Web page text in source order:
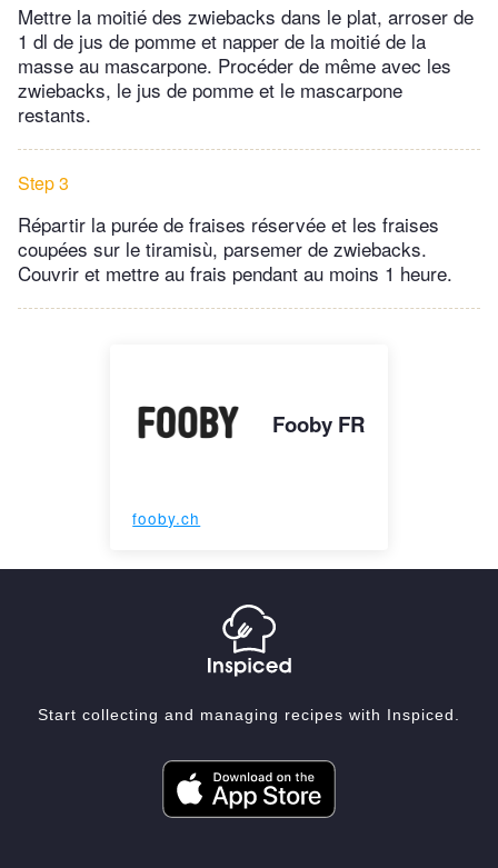
Mettre la moitié des zwiebacks dans le plat, arroser de
1 dl de jus de pomme et napper de la moitié de la
masse au mascarpone. Procéder de même avec les
zwiebacks, le jus de pomme et le mascarpone
restants.
Step 3
Répartir la purée de fraises réservée et les fraises
coupées sur le tiramisù, parsemer de zwiebacks.
Couvrir et mettre au frais pendant au moins 1 heure.
Fooby FR
fooby.ch
Start collecting and managing recipes with Inspiced.